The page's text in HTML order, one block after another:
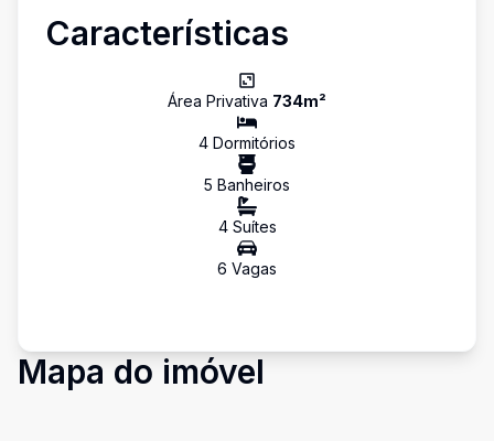
Características
Área Privativa 734m²
4 Dormitórios
5 Banheiros
4Suítes
6 Vagas
Mapa do imóvel